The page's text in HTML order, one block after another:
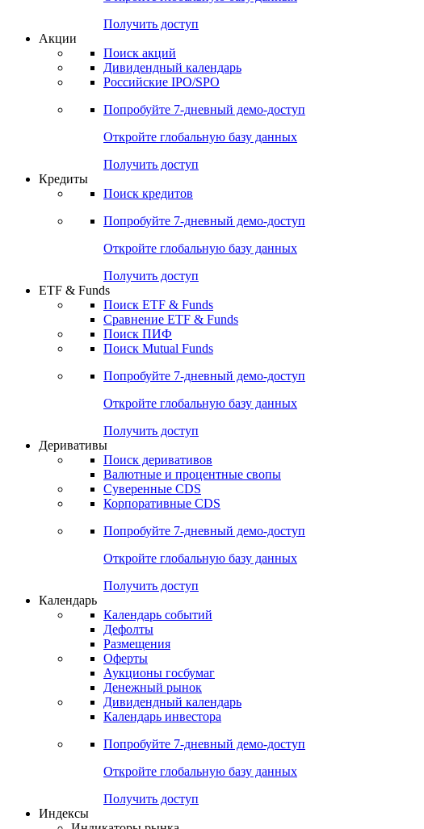
Попробуйте7-дневный
Откройте глобальную базу данных
Получить доступ
Акции
Поиск акций
Дивидендный календарь
Российские IPO/SPO
Попробуйте7-дневный
Откройте глобальную базу данных
Получить доступ
Кредиты
Поиск кредитов
Попробуйте7-дневный
Откройте глобальную базу данных
Получить доступ
ETF & Funds
Поиск ETF & Funds
Сравнение ETF & Funds
Поиск ПИФ
Поиск Mutual Funds
Попробуйте7-дневный
Откройте глобальную базу данных
Получить доступ
Деривативы
Поиск деривативов
Валютные и процентные свопы
Суверенные CDS
Корпоративные CDS
Попробуйте7-дневный
Откройте глобальную базу данных
Получить доступ
Календарь
Календарь событий
Дефолты
Размещения
Оферты
Аукционы госбумаг
Денежный рынок
Дивидендный календарь
Календарь инвестора
Попробуйте7-дневный